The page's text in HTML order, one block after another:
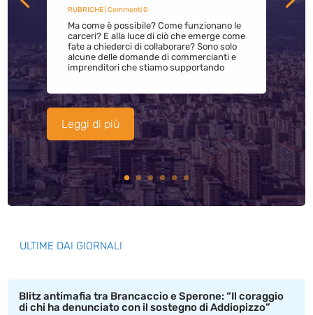
RUBRICHE| Commenti 0
Ma come è possibile? Come funzionano le
carceri? E alla luce di ciò che emerge come
fate a chiederci di collaborare? Sono solo
alcune delle domande di commercianti e
imprenditori che stiamo supportando
Leggi di più
ULTIME DAI GIORNALI
Blitz antimafia tra Brancaccio e Sperone: “Il coraggio
di chi ha denunciato con il sostegno di Addiopizzo”